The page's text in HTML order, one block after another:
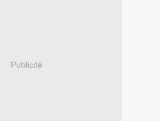
Publicité